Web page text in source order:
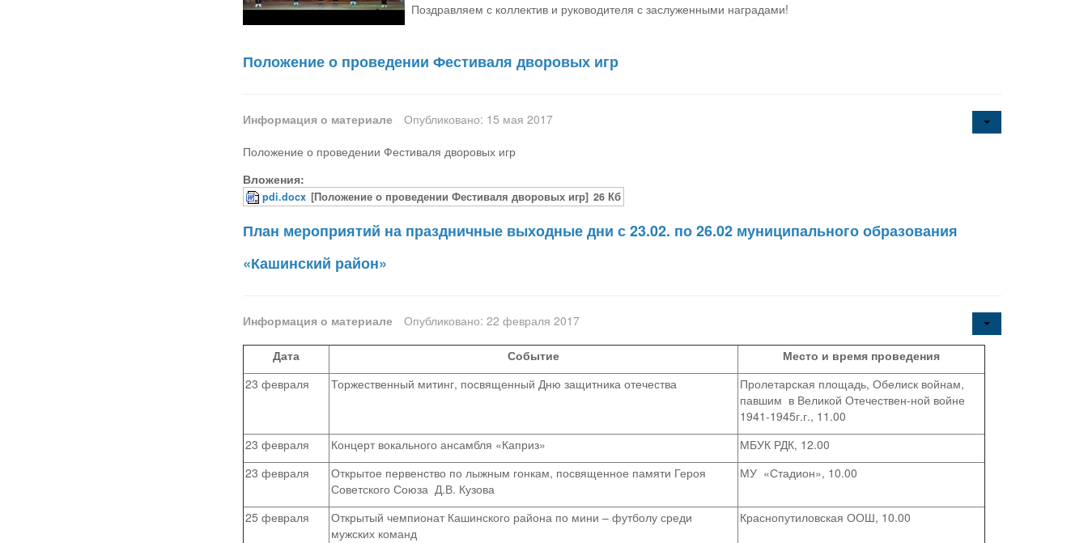
Поздравляем с коллектив и руководителя с заслуженными наградами!
Положение о проведении Фестиваля дворовых игр
Информация о материале
Опубликовано: 15 мая 2017
Положение о проведении Фестиваля дворовых игр
Вложения:
pdi.docx [Положение о проведении Фестиваля дворовых игр] 26 Кб
План мероприятий на праздничные выходные дни с 23.02. по 26.02 муниципального образования
«Кашинский район»
Информация о материале Опубликовано: 22 февраля 2017
Дата Событие
Место и время проведения
23 февраля
Торжественный митинг, посвященный Дню защитника отечества
Пролетарская площадь, Обелиск войнам,
павшим в Великой Отечествен-ной войне
1941-1945г.г., 11.00
23 февраля
Концерт вокального ансамбля «Каприз»
МБУК РДК, 12.00
23 февраля
Открытое первенство по лыжным гонкам, посвященное памяти Героя
Советского Союза Д.В. Кузова
МУ «Стадион», 10.00
25 февраля
Открытый чемпионат Кашинского района по мини – футболу среди
мужских команд
Краснопутиловская ООШ, 10.00